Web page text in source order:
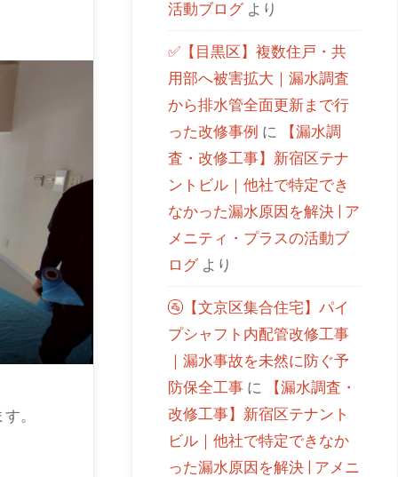
。
活動ブログより
✅【目黒区】複数住戸・共
用部へ被害拡大｜漏水調査
から排水管全面更新まで行
った改修事例 に
【漏水調
査・改修工事】新宿区テナ
ントビル｜他社で特定でき
なかった漏水原因を解決 | ア
メニティ・プラスの活動ブ
ログより
🚰【文京区集合住宅】パイ
プシャフト内配管改修工事
｜漏水事故を未然に防ぐ予
防保全工事 に
【漏水調査・
改修工事】新宿区テナント
ビル｜他社で特定できなか
った漏水原因を解決 | アメニ